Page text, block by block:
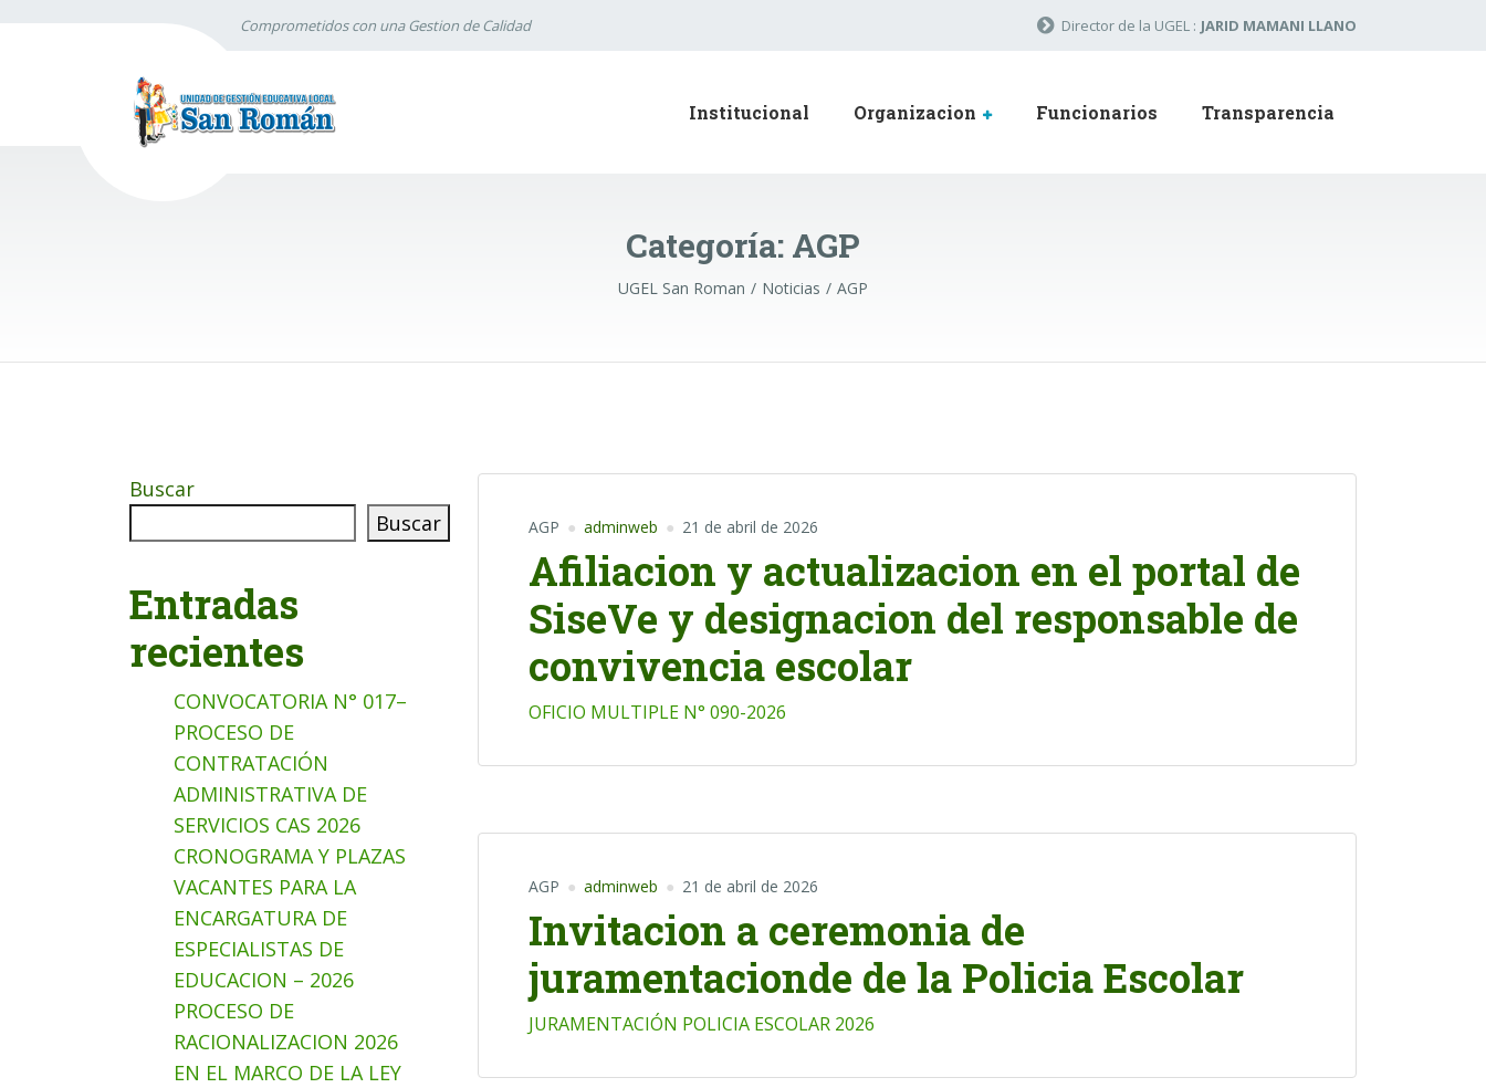
Comprometidos con una Gestion de Calidad Director de la UGEL : JARID MAMANI LLANO
Institucional Organizacion Funcionarios Transparencia
Categoría: AGP
UGEL San Roman Noticias AGP
AGP adminweb 21 de abril de 2026
Afiliacion y actualizacion en el portal de
SiseVe y designacion del responsable de
convivencia escolar
OFICIO MULTIPLE N° 090-2026
AGP adminweb 21 de abril de 2026
Invitacion a ceremonia de
juramentacionde de la Policia Escolar
JURAMENTACIÓN POLICIA ESCOLAR 2026
Buscar
Buscar
Entradas
recientes
CONVOCATORIA N° 017–
PROCESO DE
CONTRATACIÓN
ADMINISTRATIVA DE
SERVICIOS CAS 2026
CRONOGRAMA Y PLAZAS
VACANTES PARA LA
ENCARGATURA DE
ESPECIALISTAS DE
EDUCACION – 2026
PROCESO DE
RACIONALIZACION 2026
EN EL MARCO DE LA LEY